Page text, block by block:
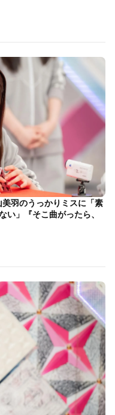
羽のうっかりミスに「素
」『そこ曲がったら、